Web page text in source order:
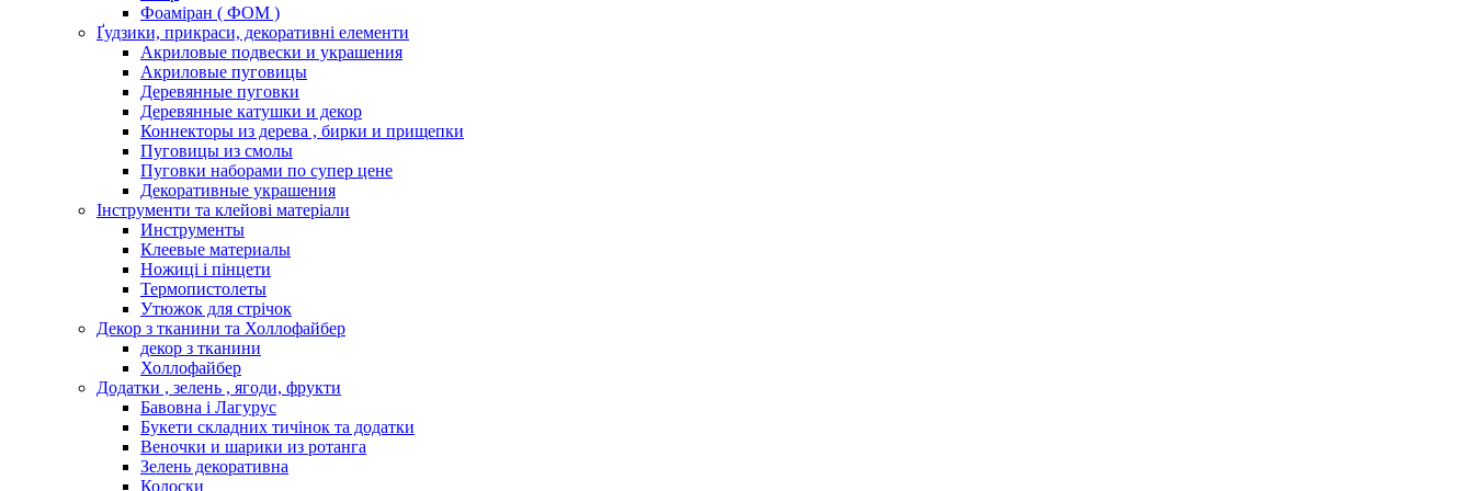
Фоаміран ( ФОМ )
Ґудзики, прикраси, декоративні елементи
Акриловые подвески и украшения
Акриловые пуговицы
Деревянные пуговки
Деревянные катушки и декор
Коннекторы из дерева , бирки и прищепки
Пуговицы из смолы
Пуговки наборами по супер цене
Декоративные украшения
Інструменти та клейові матеріали
Инструменты
Клеевые материалы
Ножиці і пінцети
Термопистолеты
Утюжок для стрічок
Декор з тканини та Холлофайбер
декор з тканини
Холлофайбер
Додатки , зелень , ягоди, фрукти
Бавовна і Лагурус
Букети складних тичінок та додатки
Веночки и шарики из ротанга
Зелень декоративна
Колоски